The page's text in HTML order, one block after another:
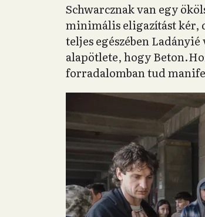
Schwarcznak van egy
minimális eligazítást kér,
teljes egészében
alapötlete, hogy
forradalomban tud